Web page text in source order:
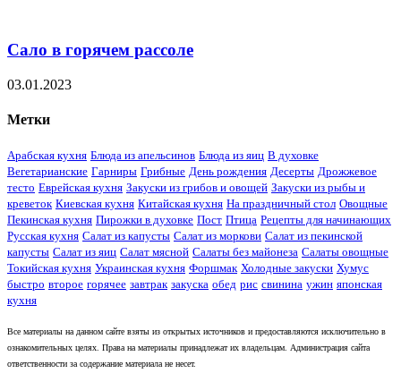
Сало в горячем рассоле
03.01.2023
Метки
Арабская кухня Блюда из апельсинов Блюда из яиц В духовке
Вегетарианские Гарниры Грибные День рождения Десерты Дрожжевое
тесто Еврейская кухня Закуски из грибов и овощей Закуски из рыбы и
креветок Киевская кухня Китайская кухня На праздничный стол Овощные
Пекинская кухня Пирожки в духовке Пост Птица Рецепты для начинающих
Русская кухня Салат из капусты Салат из моркови Салат из пекинской
капусты Салат из яиц Салат мясной Салаты без майонеза Салаты овощные
Токийская кухня Украинская кухня Форшмак Холодные закуски Хумус
быстро второе горячее завтрак закуска обед рис свинина ужин японская
кухня
Все материалы на данном сайте взяты из открытых источников и предоставляются исключительно в
ознакомительных целях. Права на материалы принадлежат их владельцам. Администрация сайта
ответственности за содержание материала не несет.